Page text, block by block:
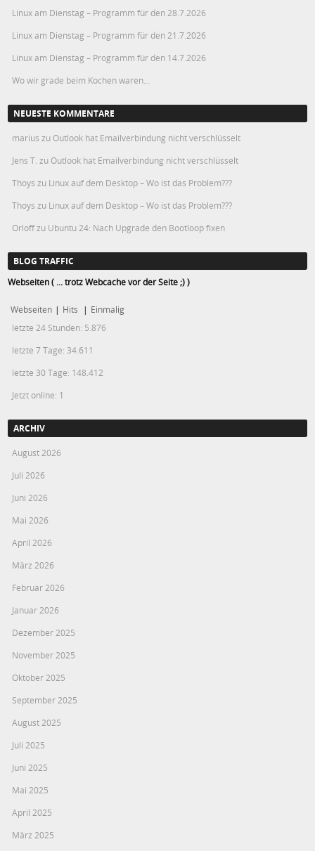
Linux am Dienstag – Programm für den 28.7.2026
Linux am Dienstag – Programm für den 21.7.2026
Linux am Dienstag – Programm für den 14.7.2026
Wo wir grade beim Kochen waren…
NEUESTE KOMMENTARE
marius zu Outlook hat Emailverbindung nicht verschlüsselt
Jens T. zu Outlook hat Emailverbindung nicht verschlüsselt
Thoys zu Linux auf dem Desktop – Wo ist das Problem???
Thoys zu Linux auf dem Desktop – Wo ist das Problem???
Orloffzu Ubuntu 24: Nach Upgrade den Bootloop fixen
BLOG TRAFFIC
Webseiten ( ... trotz Webcache vor der Seite ;) )
Webseiten | Hits | Einmalig
letzte 24 Stunden: 5.876
letzte 7 Tage: 34.611
letzte 30 Tage: 148.412
Jetzt online: 1
ARCHIV
August 2026
Juli 2026
Juni 2026
Mai 2026
April 2026
März 2026
Februar 2026
Januar 2026
Dezember 2025
November 2025
Oktober 2025
September 2025
August 2025
Juli 2025
Juni 2025
Mai 2025
April 2025
März 2025